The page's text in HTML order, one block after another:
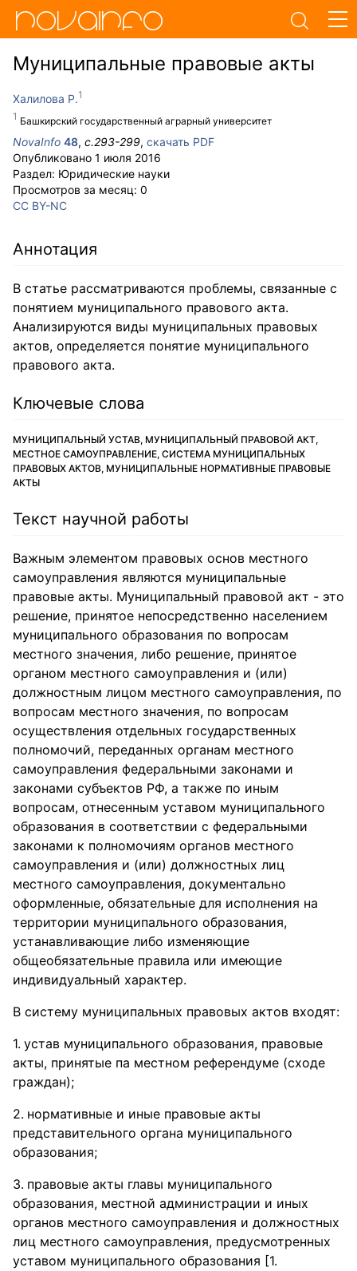
Муниципальные правовые акты
Халилова Р.
Баш­кирс­кий го­су­дарст­вен­ный аг­рар­ный уни­вер­си­тет
NovaInfo 48, с.293-299, скачать PDF
Опубликовано 1 июля 2016
Раздел: Юридические науки
Просмотров за месяц: 0
CC BY-NC
Аннотация
В статье рассматриваются проблемы, связанные с
понятием муниципального правового акта.
Анализируются виды муниципальных правовых
актов, определяется понятие муниципального
правового акта.
Ключевые слова
МУНИЦИПАЛЬНЫЙ УСТАВ, МУНИЦИПАЛЬНЫЙ ПРАВОВОЙ АКТ,
МЕСТНОЕ САМОУПРАВЛЕНИЕ, СИСТЕМА МУНИЦИПАЛЬНЫХ
ПРАВОВЫХ АКТОВ, МУНИЦИПАЛЬНЫЕ НОРМАТИВНЫЕ ПРАВОВЫЕ
АКТЫ
Текст научной работы
Важным элементом правовых основ местного
самоуправления являются муниципальные
правовые акты. Муниципальный правовой акт - это
решение, принятое непосредственно населением
муниципального образования по вопросам
местного значения, либо решение, принятое
органом местного самоуправления и (или)
должностным лицом местного самоуправления, по
вопросам местного значения, по вопросам
осуществления отдельных государственных
полномочий, переданных органам местного
самоуправления федеральными законами и
законами субъектов РФ, а также по иным
вопросам, отнесенным уставом муниципального
образования в соответствии с федеральными
законами к полномочиям органов местного
самоуправления и (или) должностных лиц
местного самоуправления, документально
оформленные, обязательные для исполнения на
территории муниципального образования,
устанавливающие либо изменяющие
общеобязательные правила или имеющие
индивидуальный характер.
В систему муниципальных правовых актов входят:
устав муниципального образования, правовые
акты, принятые па местном референдуме (сходе
граждан);
нормативные и иные правовые акты
представительного органа муниципального
образования;
правовые акты главы муниципального
образования, местной администрации и иных
органов местного самоуправления и должностных
лиц местного самоуправления, предусмотренных
уставом муниципального образования [1.